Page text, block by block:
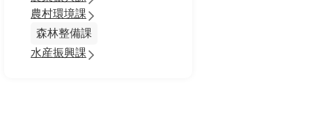
農村環境課
森林整備課
水産振興課